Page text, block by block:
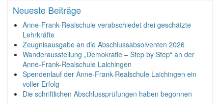
Neueste Beiträge
Anne-Frank-Realschule verabschiedet drei geschätzte
Lehrkräfte
Zeugnisausgabe an die Abschlussabsolventen 2026
Wanderausstellung „Demokratie – Step by Step“ an der
Anne-Frank-Realschule Laichingen
Spendenlauf der Anne-Frank-Realschule Laichingen ein
voller Erfolg
Die schriftlichen Abschlussprüfungen haben begonnen